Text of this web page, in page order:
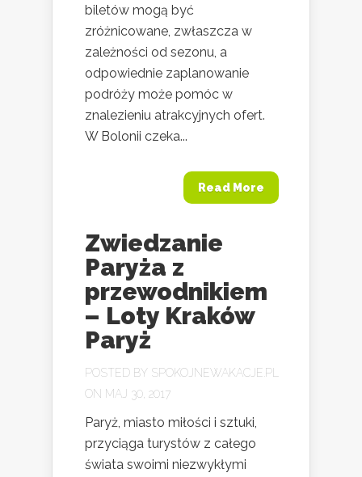
biletów mogą być
zróżnicowane, zwłaszcza w
zależności od sezonu, a
odpowiednie zaplanowanie
podróży może pomóc w
znalezieniu atrakcyjnych ofert.
W Bolonii czeka...
Read More
Zwiedzanie
Paryża z
przewodnikiem
– Loty Kraków
Paryż
POSTED BY SPOKOJNEWAKACJE.PL
ON MAJ 30, 2017
Paryż, miasto miłości i sztuki,
przyciąga turystów z całego
świata swoimi niezwykłymi